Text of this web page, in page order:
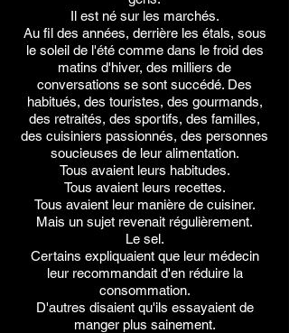
Il est né sur les marchés.
Au fil des années, derrière les étals, sous
le soleil de l'été comme dans le froid des
matins d'hiver, des milliers de
conversations se sont succédé. Des
habitués, des touristes, des gourmands,
des retraités, des sportifs, des familles,
des cuisiniers passionnés, des personnes
soucieuses de leur alimentation.
Tous avaient leurs habitudes.
Tous avaient leurs recettes.
Tous avaient leur manière de cuisiner.
Mais un sujet revenait régulièrement.
Le sel.
Certains expliquaient que leur médecin
leur recommandait d'en réduire la
consommation.
D'autres disaient qu'ils essayaient de
manger plus sainement.